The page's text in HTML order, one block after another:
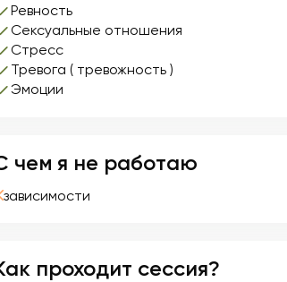
Ревность
Сексуальные отношения
Стресс
Тревога ( тревожность )
Эмоции
чем я не работаю
зависимости
проходит сессия?